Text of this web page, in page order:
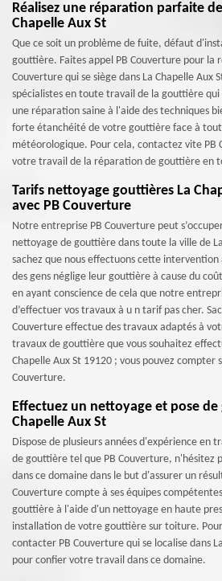
Réalisez une réparation parfaite
Chapelle Aux St
Que ce soit un problème de fuite, défaut
gouttière. Faites appel PB Couverture pour la
Couverture qui se siège dans La Chapelle Aux
spécialistes en toute travail de la gouttière
une réparation saine à l'aide des techniques
forte étanchéité de votre gouttière face à
météorologique. Pour cela, contactez vite PB
votre travail de la réparation de gouttière en
Tarifs nettoyage gouttières La
avec PB Couverture
Notre entreprise PB Couverture peut
nettoyage de gouttière dans toute la ville de
sachez que nous effectuons cette intervention
des gens néglige leur gouttière à cause du
en ayant conscience de cela que notre
d’effectuer vos travaux à u n tarif pas cher.
Couverture effectue des travaux adaptés à
travaux de gouttière que vous souhaitez
Chapelle Aux St 19120 ; vous pouvez compter
Couverture.
Effectuez un nettoyage et pose de
Chapelle Aux St
Dispose de plusieurs années d'expérience en
de gouttière tel que PB Couverture, n'hésitez
dans ce domaine dans le but d'assurer un
Couverture compte à ses équipes
gouttière à l'aide d'un nettoyage en haute
installation de votre gouttière sur toiture.
contacter PB Couverture qui se localise dans
pour confier votre travail dans ce domaine.